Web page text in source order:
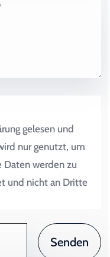
gelesen und
nur genutzt, um
Daten werden zu
und nicht an Dritte
Senden